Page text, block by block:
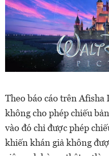
Theo báo cáo trên Afisha
không cho phép chiếu
vào đó chỉ được phép
khiến khán giả không